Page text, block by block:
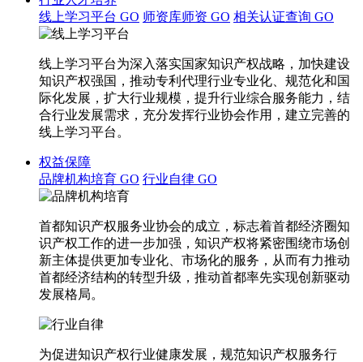
线上学习平台 GO 师资库师资 GO 相关认证查询 GO
线上学习平台为深入落实国家知识产权战略，加快建设
知识产权强国，推动专利代理行业专业化、规范化和国
际化发展，扩大行业规模，提升行业综合服务能力，结
合行业发展需求，充分发挥行业协会作用，建立完善的
线上学习平台。
权益保障
品牌机构培育 GO 行业自律 GO
首都知识产权服务业协会的成立，标志着首都经济圈知
识产权工作的进一步加强，知识产权将紧密围绕市场创
新主体提供更加专业化、市场化的服务，从而有力推动
首都经济结构的转型升级，推动首都率先实现创新驱动
发展格局。
为促进知识产权行业健康发展，规范知识产权服务行